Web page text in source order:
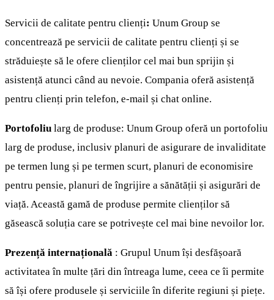
Servicii de calitate pentru clienți: Unum Group se
concentrează pe servicii de calitate pentru clienți și se
străduiește să le ofere clienților cel mai bun sprijin și
asistență atunci când au nevoie. Compania oferă asistență
pentru clienți prin telefon, e-mail și chat online.
Portofoliu larg de produse: Unum Group oferă un portofoliu
larg de produse, inclusiv planuri de asigurare de invaliditate
pe termen lung și pe termen scurt, planuri de economisire
pentru pensie, planuri de îngrijire a sănătății și asigurări de
viață. Această gamă de produse permite clienților să
găsească soluția care se potrivește cel mai bine nevoilor lor.
Prezență internațională : Grupul Unum își desfășoară
activitatea în multe țări din întreaga lume, ceea ce îi permite
să își ofere produsele și serviciile în diferite regiuni și piețe.